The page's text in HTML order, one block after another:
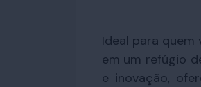
Ideal para
em um refúgio
e inovação,